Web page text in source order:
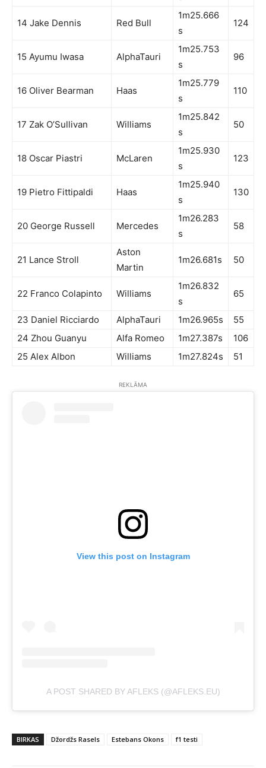
14 Jake Dennis Red Bull
1m25.666
s
124
15 Ayumu Iwasa AlphaTauri
1m25.753
s
96
16 Oliver Bearman Haas
1m25.779
s
110
17 Zak O’Sullivan Williams
1m25.842
s
50
18 Oscar Piastri McLaren
1m25.930
s
123
19 Pietro Fittipaldi Haas
1m25.940
s
130
20 George Russell Mercedes
1m26.283
s
58
21 Lance Stroll
Aston
Martin
1m26.681s 50
22 Franco Colapinto Williams
1m26.832
s
65
23 Daniel Ricciardo AlphaTauri 1m26.965s
55
24 Zhou Guanyu
Alfa Romeo 1m27.387s
106
25 Alex Albon
Williams 1m27.824s 51
REKLĀMA
View this post on Instagram
A POST SHARED BY AFLEKS (@AFLEKS.EU)
BIRKAS Džordžs Rasels Estebans Okons f1 testi